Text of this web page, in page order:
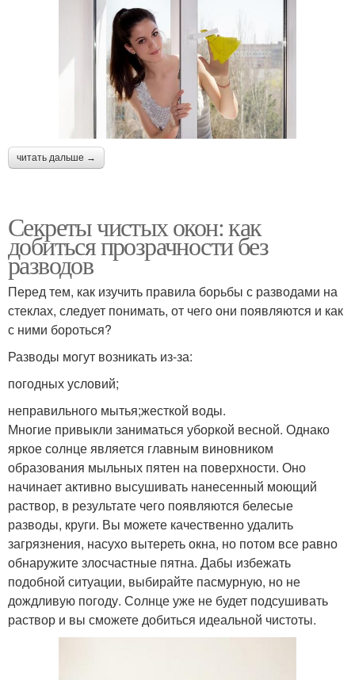
читать дальше →
Секреты чистых окон: как
добиться прозрачности без
разводов
Перед тем, как изучить правила борьбы с разводами на
стеклах, следует понимать, от чего они появляются и как
с ними бороться?
Разводы могут возникать из-за:
погодных условий;
неправильного мытья;жесткой воды.
Многие привыкли заниматься уборкой весной. Однако
яркое солнце является главным виновником
образования мыльных пятен на поверхности. Оно
начинает активно высушивать нанесенный моющий
раствор, в результате чего появляются белесые
разводы, круги. Вы можете качественно удалить
загрязнения, насухо вытереть окна, но потом все равно
обнаружите злосчастные пятна. Дабы избежать
подобной ситуации, выбирайте пасмурную, но не
дождливую погоду. Солнце уже не будет подсушивать
раствор и вы сможете добиться идеальной чистоты.